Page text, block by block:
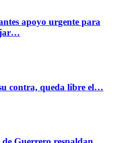
apoyo urgente para
contra, queda libre el…